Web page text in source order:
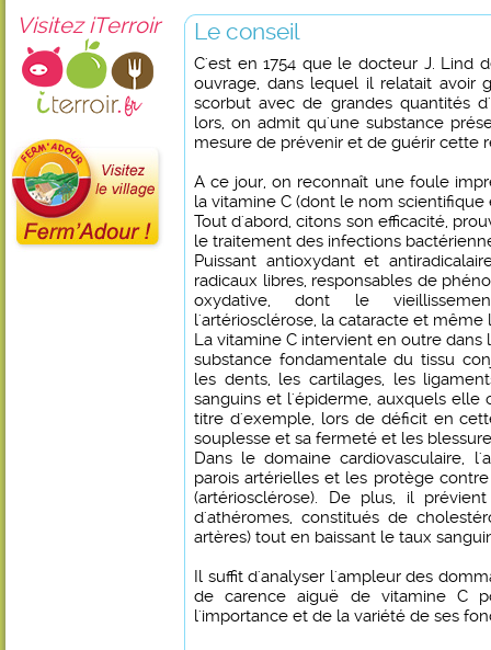
Visitez iTerroir Le conseil
C'est en 1754 que le docteur J. Lind
ouvrage, dans lequel il relatait avoir
scorbut avec de grandes quantités
lors, on admit qu'une substance
mesure de prévenir et de guérir cette
A ce jour, on reconnaît une foule
la vitamine C (dont le nom scientifique
Tout d'abord, citons son efficacité,
le traitement des infections
Puissant antioxydant et
radicaux libres, responsables de
oxydative, dont le
l'artériosclérose, la cataracte et même
La vitamine C intervient en outre
substance fondamentale du tissu
les dents, les cartilages, les
sanguins et l'épiderme, auxquels elle
titre d'exemple, lors de déficit en
souplesse et sa fermeté et les
Dans le domaine cardiovasculaire,
parois artérielles et les protège
(artériosclérose). De plus, il
d'athéromes, constitués de
artères) tout en baissant le taux
Il suffit d'analyser l'ampleur des
de carence aiguë de vitamine C
l'importance et de la variété de ses